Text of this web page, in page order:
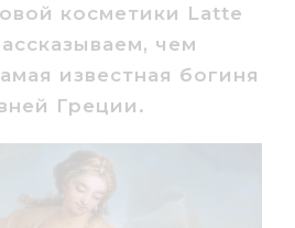
косметики Latte
чем
известная богиня
Греции.